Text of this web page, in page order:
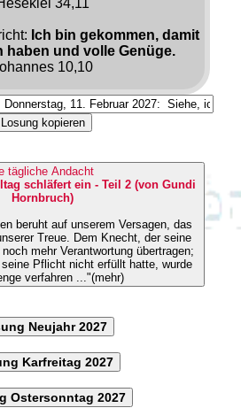
Ich bin gekommen, damit
haben und volle Genüge.
10,10
Losung kopieren
tägliche Andacht
schläfert ein - Teil 2 (von Gundi
Hornbruch)
beruht auf unserem Versagen, das
Knecht, der seine
mehr Verantwortung übertragen;
Pflicht nicht erfüllt hatte, wurde
verfahren ..."(mehr)
Neujahr 2027
Karfreitag 2027
Ostersonntag 2027